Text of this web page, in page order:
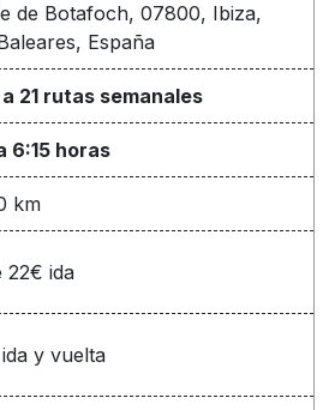
de Botafoch, 07800, Ibiza,
España
a 21 rutas semanales
6:15 horas
km
22€ ida
y vuelta